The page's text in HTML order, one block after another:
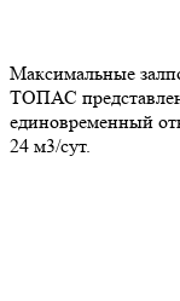
Максимальные
ТОПАС
единовременный
24 м3/сут.